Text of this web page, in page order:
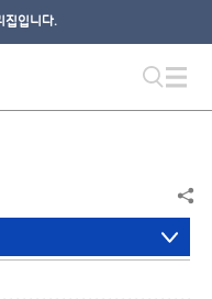
집입니다.